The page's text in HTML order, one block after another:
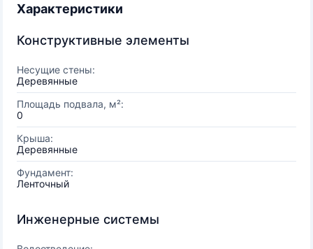
Характеристики
Конструктивные элементы
Несущие стены:
Деревянные
Площадь подвала, м²:
0
Крыша:
Деревянные
Фундамент:
Ленточный
Инженерные системы